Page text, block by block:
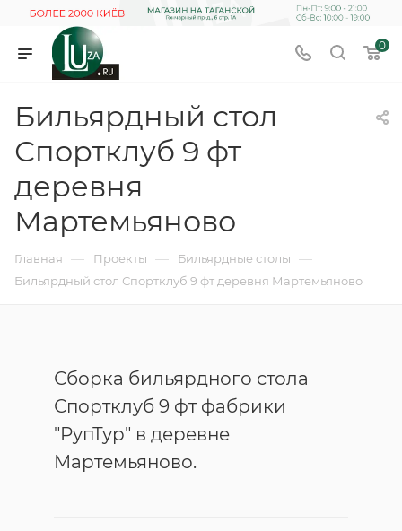
0
Бильярдный стол
Спортклуб 9 фт
деревня
Мартемьяново
Главная — Проекты — Бильярдные столы —
Бильярдный стол Спортклуб 9 фт деревня Мартемьяново
Сборка бильярдного стола
Спортклуб 9 фт фабрики
"РупТур" в деревне
Мартемьяново.